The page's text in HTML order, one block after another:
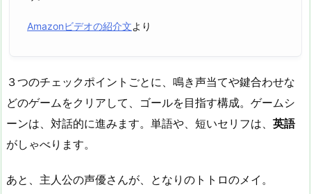
Amazonビデオの紹介文より
３つのチェックポイントごとに、鳴き声当てや鍵合わせな
どのゲームをクリアして、ゴールを目指す構成。ゲームシ
ーンは、対話的に進みます。単語や、短いセリフは、 英語
がしゃべります。
あと、主人公の声優さんが、となりのトトロのメイ。